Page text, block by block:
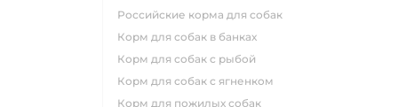
российские корма для собак
корм для собак в банках
корм для собак с рыбой
корм для собак с ягненком
корм для пожилых собак